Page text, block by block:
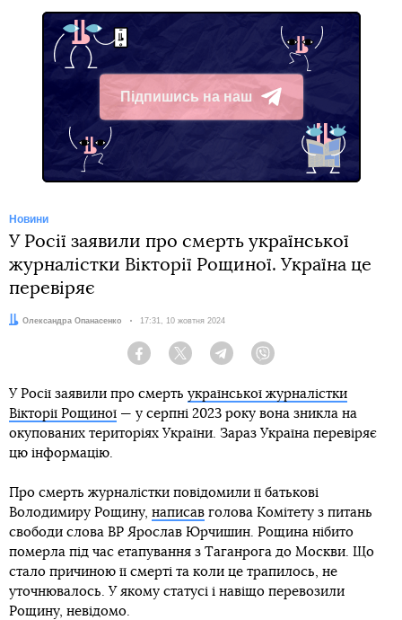
Підпишись на наш
Telegram
Новини
У Росії заявили про смерть української
журналістки Вікторії Рощиної. Україна це
перевіряє
Автор:
Олександра Опанасенко Дата:
17:31, 10 жовтня 2024
Facebook Twitter Telegram
У Росії заявили про смерть української журналістки
Вікторії Рощиної — у серпні 2023 року вона зникла на
окупованих територіях України. Зараз Україна перевіряє
цю інформацію.
Про смерть журналістки повідомили її батькові
Володимиру Рощину, написав голова Комітету з питань
свободи слова ВР Ярослав Юрчишин. Рощина нібито
померла під час етапування з Таганрога до Москви. Що
стало причиною її смерті та коли це трапилось, не
уточнювалось. У якому статусі і навіщо перевозили
Рощину, невідомо.